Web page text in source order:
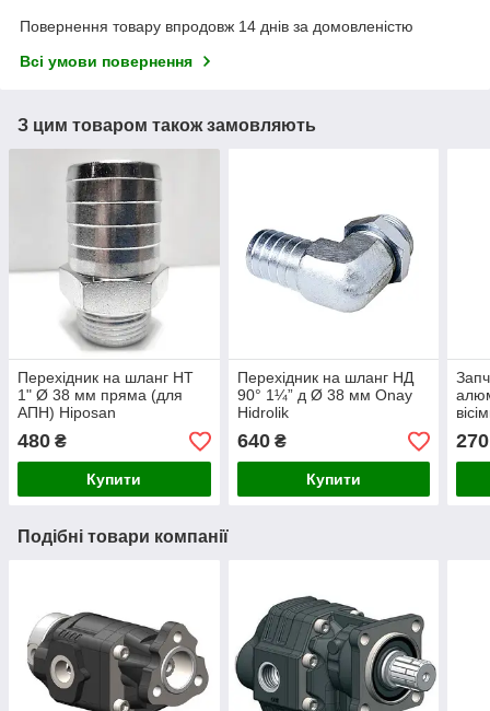
Повернення товару впродовж 14 днів за домовленістю
Всі умови повернення
З цим товаром також замовляють
Перехідник на шланг НТ
1" Ø 38 мм пряма (для
АПН) Hiposan
480 ₴
Купити
Перехідник на шланг НД
90° 1¼” д Ø 38 мм Onay
Hidrolik
640₴
Купити
270
Подібні товари компанії